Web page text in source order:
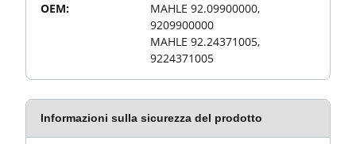
OEM:
MAHLE 92.09900000,
9209900000
MAHLE 92.24371005,
9224371005
Informazioni sulla sicurezza del prodotto